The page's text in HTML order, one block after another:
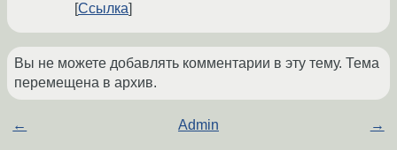
Ссылка
Вы не можете добавлять комментарии в эту тему. Тема
перемещена в архив.
← Admin →